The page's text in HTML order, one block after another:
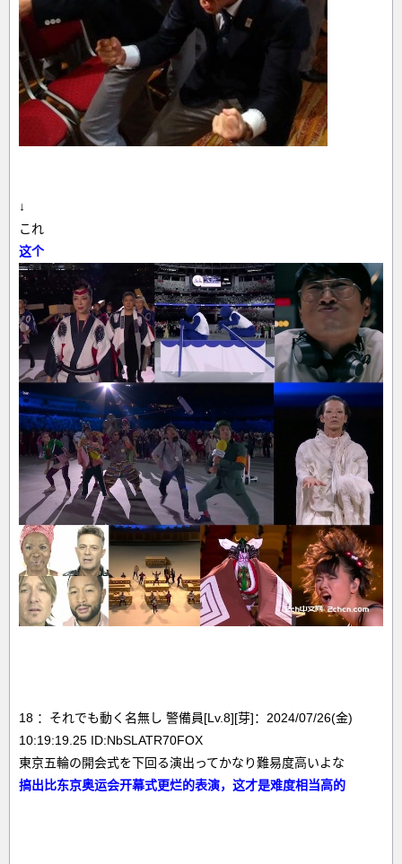
↓
これ
这个
18 ：それでも動く名無し 警備員[Lv.8][芽]：2024/07/26(金)
10:19:19.25 ID:NbSLATR70FOX
東京五輪の開会式を下回る演出ってかなり難易度高いよな
搞出比东京奥运会开幕式更烂的表演，这才是难度相当高的